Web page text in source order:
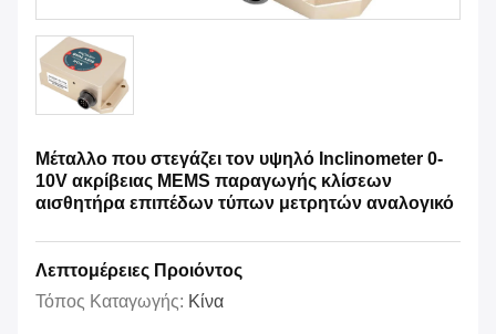
Μέταλλο που στεγάζει τον υψηλό Inclinometer 0-
10V ακρίβειας MEMS παραγωγής κλίσεων
αισθητήρα επιπέδων τύπων μετρητών αναλογικό
Λεπτομέρειες Προιόντος
Τόπος Καταγωγής: Κίνα